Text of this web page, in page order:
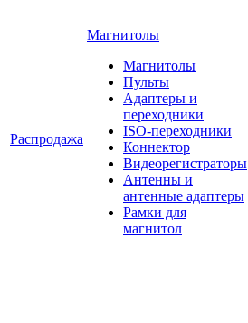
Распродажа
Магнитолы
Магнитолы
Пульты
Адаптеры и
переходники
ISO-переходники
Коннектор
Видеорегистраторы
Антенны и
антенные адаптеры
Рамки для
магнитол